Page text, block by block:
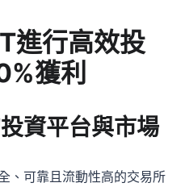
進行高效投
獲利
資平台與市場
、可靠且流動性高的交易所